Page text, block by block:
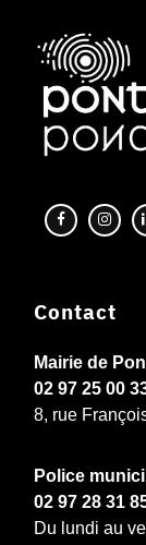
Contact
Mairie de
02 97 25 00
8, rue
Police
02 97 28 31
Du lundi au